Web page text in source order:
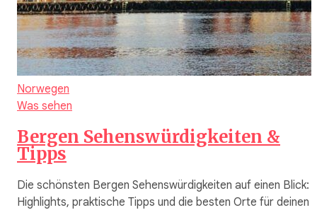
Norwegen
Was sehen
Bergen Sehenswürdigkeiten &
Tipps
Die schönsten Bergen Sehenswürdigkeiten auf einen Blick:
Highlights, praktische Tipps und die besten Orte für deinen